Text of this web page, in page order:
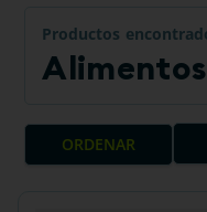
Productos
Alimentos